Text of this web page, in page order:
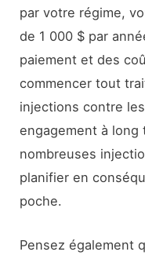
par votre régime,
de 1 000 $ par
paiement et des
commencer tout
injections contre
engagement à
nombreuses
planifier en
poche.
Pensez également